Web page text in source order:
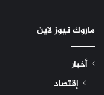
ماروك نيوز لاين
أخبار
إقتصاد